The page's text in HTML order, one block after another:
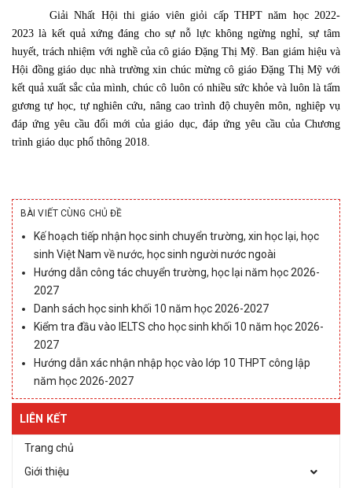
Giải Nhất Hội thi giáo viên giỏi cấp THPT năm học 2022-
2023là kết quả xứng đáng cho sự nỗ lực không ngừng nghỉ, sự tâm
huyết, trách nhiệm với nghề của cô giáo Đặng Thị Mỹ. Ban giám hiệu và
Hội đồng giáo dục nhà trường xin chúc mừng cô giáo Đặng Thị Mỹ với
kết quả xuất sắc của mình, chúc cô luôn có nhiều sức khỏe và luôn là tấm
gương tự học, tự nghiên cứu,nâng cao trình độ chuyên môn, nghiệp vụ
đáp ứng yêu cầu đổi mới của giáo dục, đáp ứng yêu cầu của Chương
trình giáo dục phổ thông 2018.
BÀI VIẾT CÙNG CHỦ ĐỀ
Kế hoạch tiếp nhận học sinh chuyển trường, xin học lại, học
sinh Việt Nam về nước, học sinh người nước ngoài
Hướng dẫn công tác chuyển trường, học lại năm học 2026-
2027
Danh sách học sinh khối 10 năm học 2026-2027
Kiểm tra đầu vào IELTS cho học sinh khối 10 năm học 2026-
2027
Hướng dẫn xác nhận nhập học vào lớp 10 THPT công lập
năm học 2026-2027
LIÊN KẾT
Trang chủ
Giới thiệu